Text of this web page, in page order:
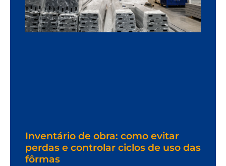
Inventário de obra: como evitar
perdas e controlar ciclos de uso das
fôrmas